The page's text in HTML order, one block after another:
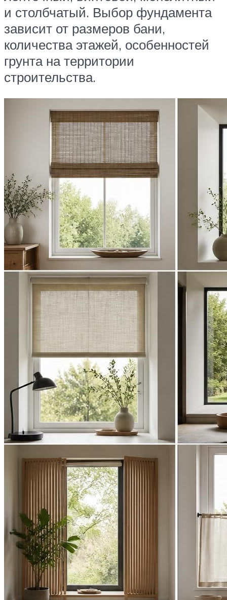
и столбчатый. Выбор фундамента
зависит от размеров бани,
количества этажей, особенностей
грунта на территории
строительства.